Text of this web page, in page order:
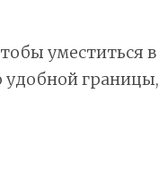
уместиться в
удобной границы,